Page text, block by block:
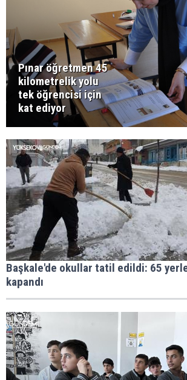
Pınar öğretmen 45
kilometrelik yolu
tek öğrencisi için
kat ediyor
Başkale'de okullar tatil edildi: 65
kapandı